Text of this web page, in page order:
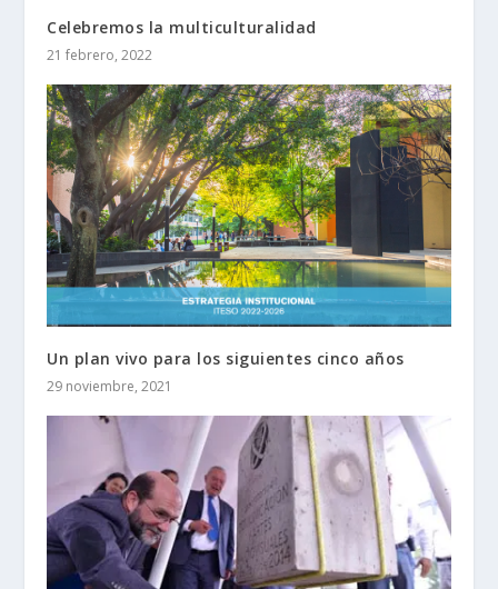
Celebremos la multiculturalidad
21 febrero, 2022
Un plan vivo para los siguientes cinco años
29 noviembre, 2021